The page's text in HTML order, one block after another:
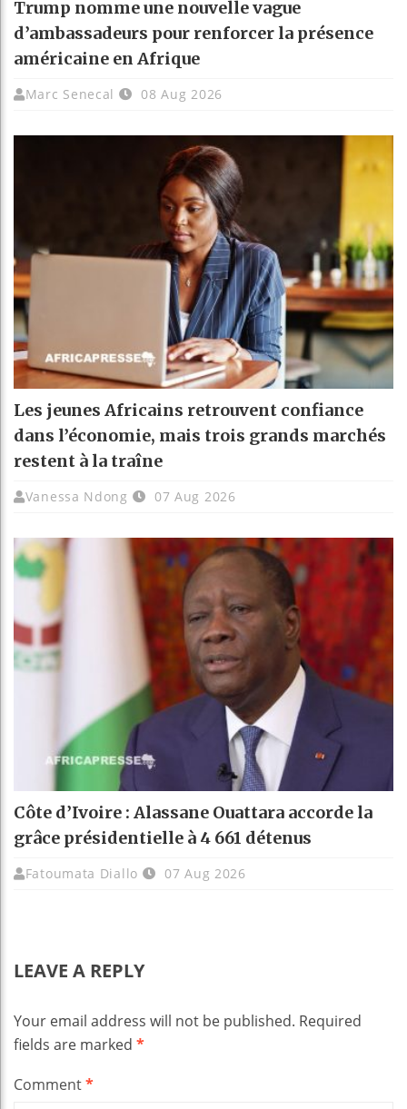
Trump nomme une nouvelle vague
d’ambassadeurs pour renforcer la présence
américaine en Afrique
Marc Senecal 08 Aug 2026
Les jeunes Africains retrouvent confiance
dans l’économie, mais trois grands marchés
restent à la traîne
Vanessa Ndong 07 Aug 2026
Côte d’Ivoire : Alassane Ouattara accorde la
grâce présidentielle à 4 661 détenus
Fatoumata Diallo 07 Aug 2026
LEAVE A REPLY
Your email address will not be published. Required
fields are marked *
Comment*